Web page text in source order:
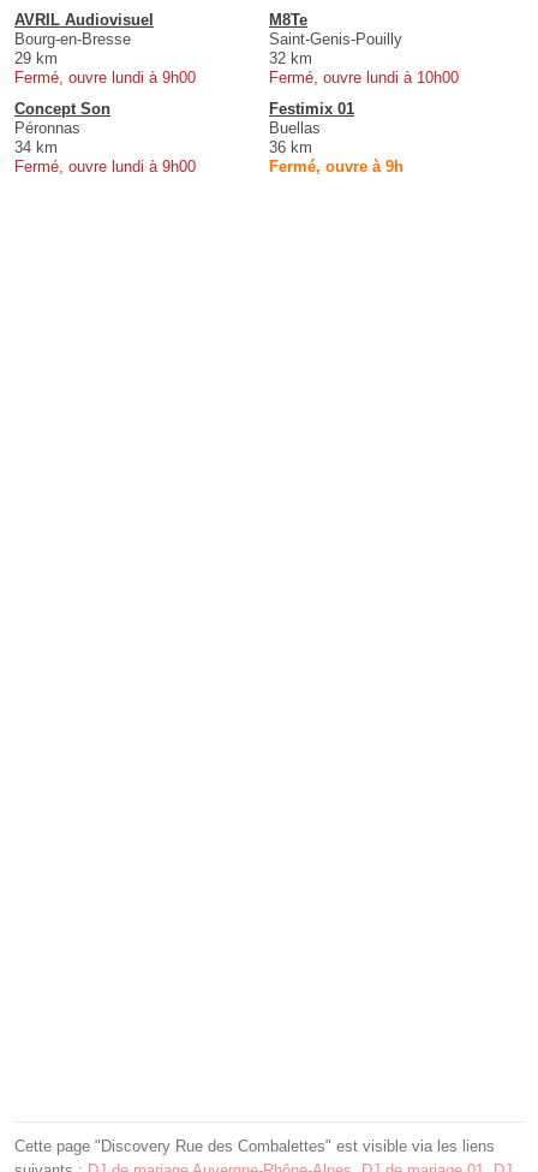
AVRIL Audiovisuel
Bourg-en-Bresse
29 km
Fermé, ouvre lundi à 9h00
M8Te
Saint-Genis-Pouilly
32 km
Fermé, ouvre lundi à 10h00
Concept Son
Péronnas
34 km
Fermé, ouvre lundi à 9h00
Festimix 01
Buellas
36 km
Fermé, ouvre à 9h
Cette page "Discovery Rue des Combalettes" est visible via les liens